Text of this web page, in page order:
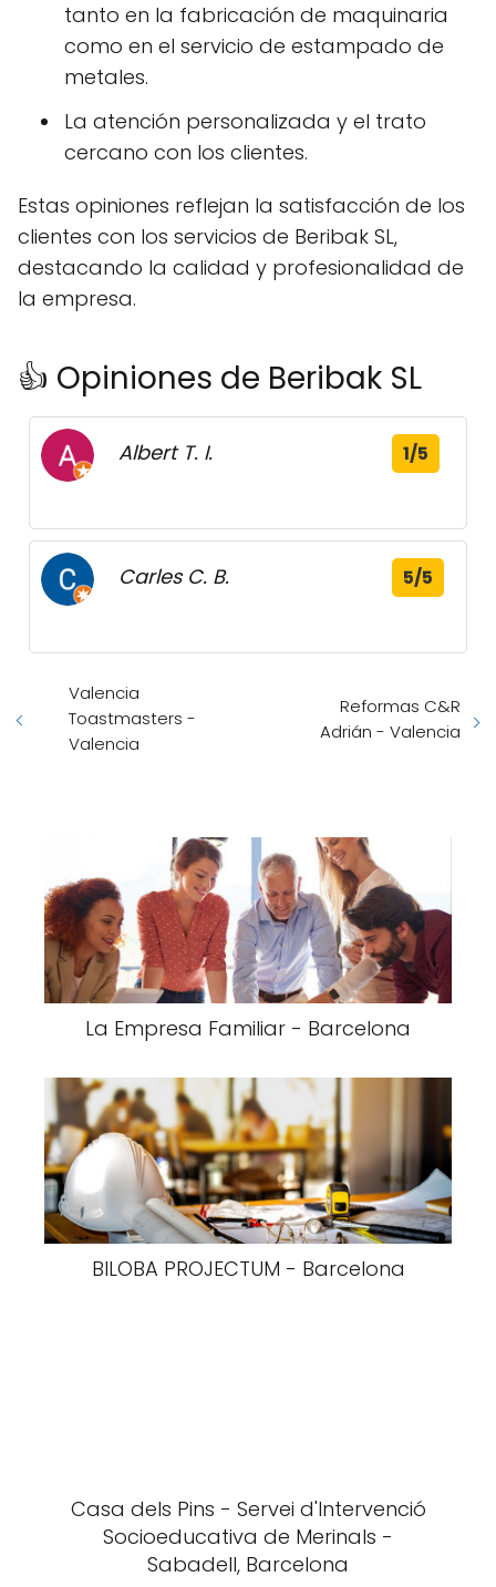
tanto en la fabricación de maquinaria
como en el servicio de estampado de
metales.
La atención personalizada y el trato
cercano con los clientes.
Estas opiniones reflejan la satisfacción de los
clientes con los servicios de Beribak SL,
destacando la calidad y profesionalidad de
la empresa.
👍 Opiniones de Beribak SL
Albert T. I. 1/5
Carles C. B. 5/5
Valencia
Toastmasters -
Valencia
Reformas C&R
Adrián - Valencia
La Empresa Familiar - Barcelona
BILOBA PROJECTUM - Barcelona
Casa dels Pins - Servei d'Intervenció
Socioeducativa de Merinals -
Sabadell, Barcelona